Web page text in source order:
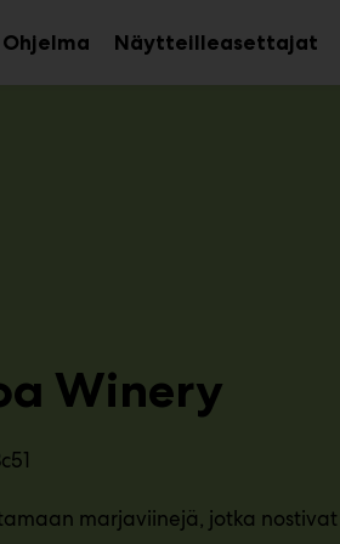
Ohjelma Näytteilleasettajat
Winery
marjaviinejä, jotka